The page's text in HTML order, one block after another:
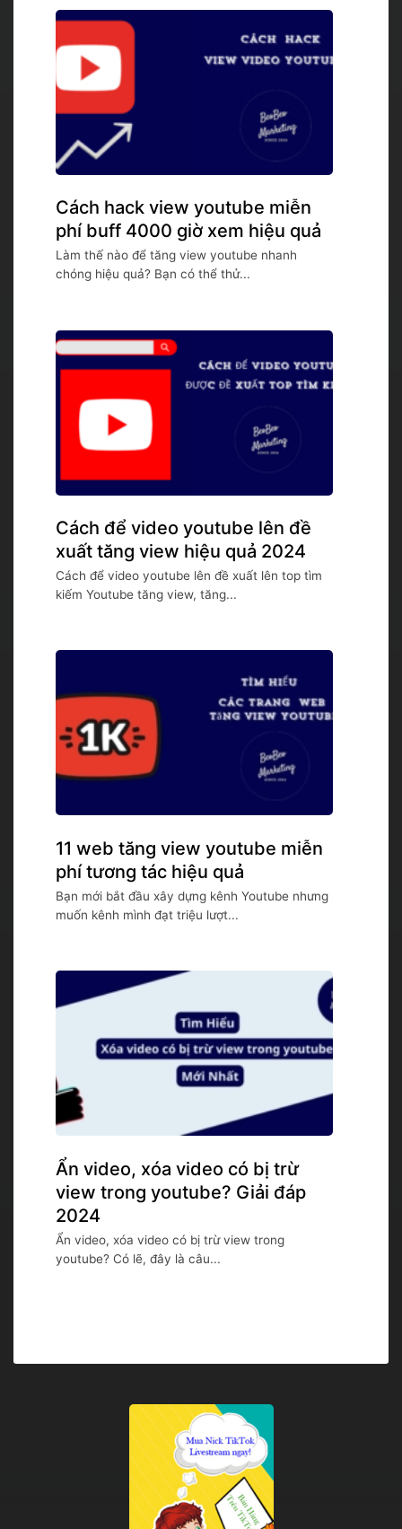
Cách hack view youtube miễn
phí buff 4000 giờ xem hiệu quả
Làm thế nào để tăng view youtube nhanh
chóng hiệu quả? Bạn có thể thử...
Cách để video youtube lên đề
xuất tăng view hiệu quả 2024
Cách để video youtube lên đề xuất lên top tìm
kiếm Youtube tăng view, tăng...
11 web tăng view youtube miễn
phí tương tác hiệu quả
Bạn mới bắt đầu xây dựng kênh Youtube nhưng
muốn kênh mình đạt triệu lượt...
Ẩn video, xóa video có bị trừ
view trong youtube? Giải đáp
2024
Ẩn video, xóa video có bị trừ view trong
youtube? Có lẽ, đây là câu...